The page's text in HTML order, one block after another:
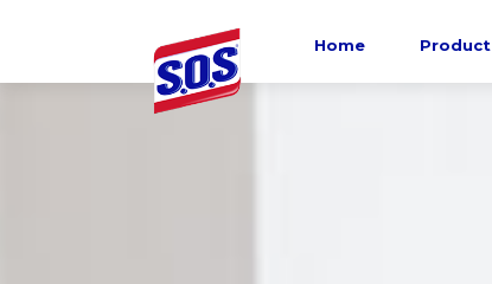
Home Product